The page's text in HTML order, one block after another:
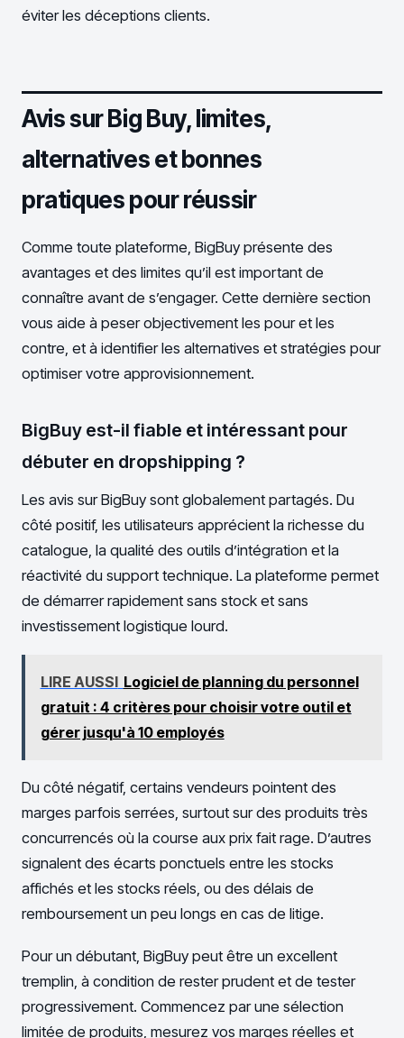
éviter les déceptions clients.
Avis sur Big Buy, limites,
alternatives et bonnes
pratiques pour réussir
Comme toute plateforme, BigBuy présente des
avantages et des limites qu’il est important de
connaître avant de s’engager. Cette dernière section
vous aide à peser objectivement les pour et les
contre, et à identifier les alternatives et stratégies pour
optimiser votre approvisionnement.
BigBuy est-il fiable et intéressant pour
débuter en dropshipping ?
Les avis sur BigBuy sont globalement partagés. Du
côté positif, les utilisateurs apprécient la richesse du
catalogue, la qualité des outils d’intégration et la
réactivité du support technique. La plateforme permet
de démarrer rapidement sans stock et sans
investissement logistique lourd.
LIRE AUSSI Logiciel de planning du personnel
gratuit : 4 critères pour choisir votre outil et
gérer jusqu'à 10 employés
Du côté négatif, certains vendeurs pointent des
marges parfois serrées, surtout sur des produits très
concurrencés où la course aux prix fait rage. D’autres
signalent des écarts ponctuels entre les stocks
affichés et les stocks réels, ou des délais de
remboursement un peu longs en cas de litige.
Pour un débutant, BigBuy peut être un excellent
tremplin, à condition de rester prudent et de tester
progressivement. Commencez par une sélection
limitée de produits, mesurez vos marges réelles et